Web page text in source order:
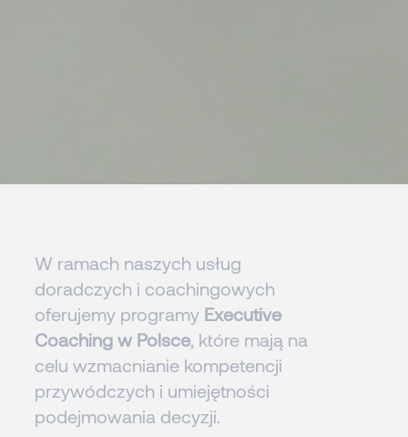
W ramach naszych usług
doradczych i coachingowych
oferujemy programy Executive
Coaching w Polsce, które mają na
celu wzmacnianie kompetencji
przywódczych i umiejętności
podejmowania decyzji.